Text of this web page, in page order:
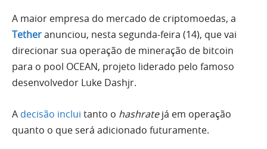
A maior empresa do mercado de criptomoedas, a
Tetheranunciou, nesta segunda-feira (14), que vai
direcionar sua operação de mineração de bitcoin
para o pool OCEAN, projeto liderado pelo famoso
desenvolvedor Luke Dashjr.
A decisão inclui tanto o hashratejá em operação
quanto o que será adicionado futuramente.